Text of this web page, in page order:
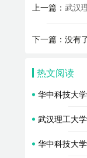
上一篇：武汉
下一篇：没有
热文阅读
华中科技大
武汉理工大
华中科技大